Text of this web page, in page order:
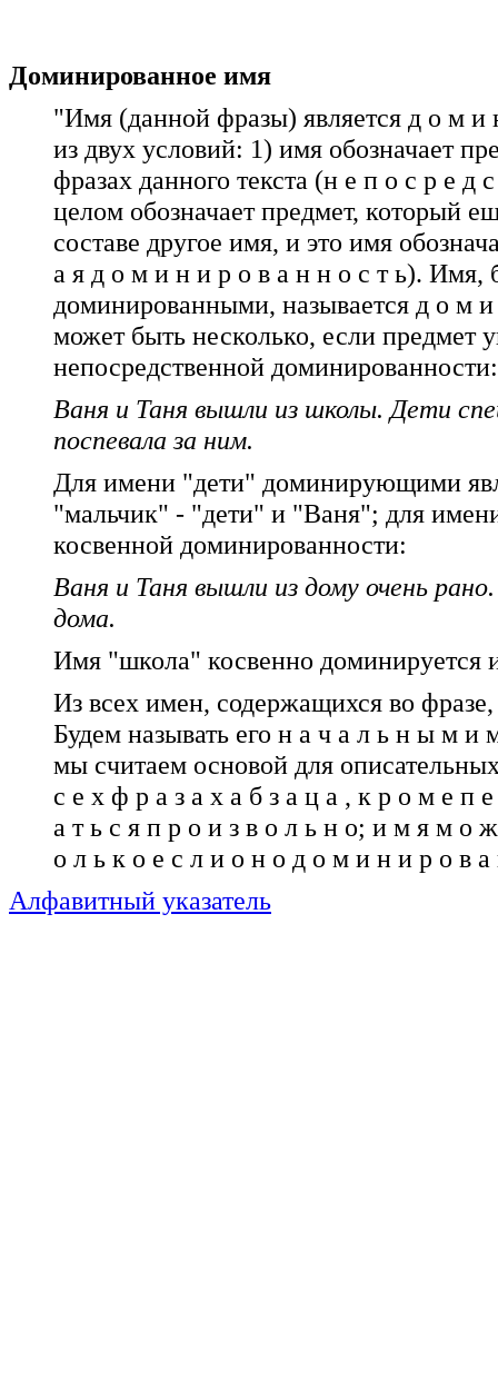
Доминированное имя
"Имя (данной фразы) является д о м и
из двух условий: 1) имя обозначает
фразах данного текста (н е п о с р е
целом обозначает предмет, который
составе другое имя, и это имя
а я д о м и н и р о в а н н о с т ь). Имя,
доминированными, называется д о
может быть несколько, если предмет
непосредственной доминированности:
Ваня и Таня вышли из школы. Дети
поспевала за ним.
Для имени "дети" доминирующими
"мальчик" - "дети" и "Ваня"; для
косвенной доминированности:
Ваня и Таня вышли из дому очень
дома.
Имя "школа" косвенно доминируется
Из всех имен, содержащихся во
Будем называть его н а ч а л ь н ы м
мы считаем основой для
с е х ф р а з а х а б з а ц а , к р о м е
а т ь с я п р о и з в о л ь н о; и м я м о
о л ь к о е с л и о н о д о м и н и р о в
Алфавитный указатель